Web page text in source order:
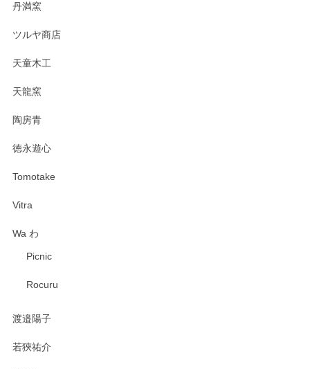
丹満窯
ツルヤ商店
天童木工
天龍窯
陶房青
徳永遊心
Tomotake
Vitra
Wa わ
Picnic
Rocuru
渡邉陽子
若狹祐介